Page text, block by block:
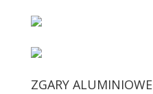
ZGARY ALUMINIOWE